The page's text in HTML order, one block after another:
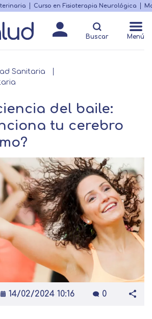
Skip
main
content
Curso en Fisioterapia Neurológica
Buscar Menú
Sanitaria
del baile:
tu cerebro
14/02/2024 10:16 0